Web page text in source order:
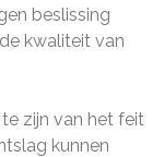
beslissing
kwaliteit van
zijn van het feit
kunnen